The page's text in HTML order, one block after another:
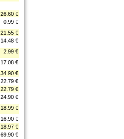
26.60 €
0.99 €
21.55 €
14.48 €
2.99 €
17.08 €
34.90 €
22.79 €
22.79 €
24.90 €
18.99 €
16.90 €
18.97 €
69.90 €